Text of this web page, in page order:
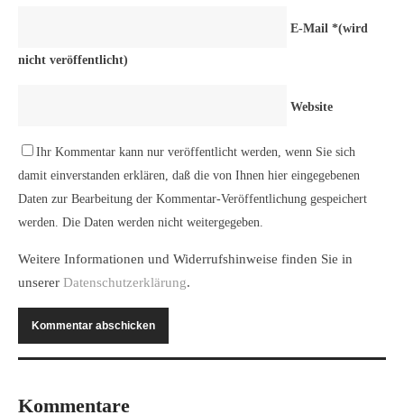
E-Mail *(wird
nicht veröffentlicht)
Website
Ihr Kommentar kann nur veröffentlicht werden, wenn Sie sich
damit einverstanden erklären, daß die von Ihnen hier eingegebenen
Daten zur Bearbeitung der Kommentar-Veröffentlichung gespeichert
werden. Die Daten werden nicht weitergegeben.
Weitere Informationen und Widerrufshinweise finden Sie in
unserer Datenschutzerklärung.
Kommentare